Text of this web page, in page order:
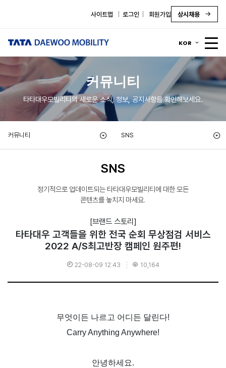
사이트맵 로그인 회원가입 상시채용
KOR
커뮤니티
타타대우모빌리티의 새로운 소식, 정보, 공지사항을 확인해보세요.
커뮤니티 SNS
SNS
정기적으로 업데이트되는 타타대우모빌리티에 대한 모든
콘텐츠를 놓치지 마세요.
[브랜드 스토리]
타타대우 고객들을 위한 전국 순회 무상점검 서비스
2022 A/S최고반장 캠페인 원주편!
22-08-09 12:43 10,164
무엇이든 나르고 어디든 달린다!
Carry Anything Anywhere!
안녕하세요.